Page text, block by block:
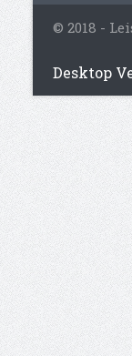
© 2018 -
Desktop